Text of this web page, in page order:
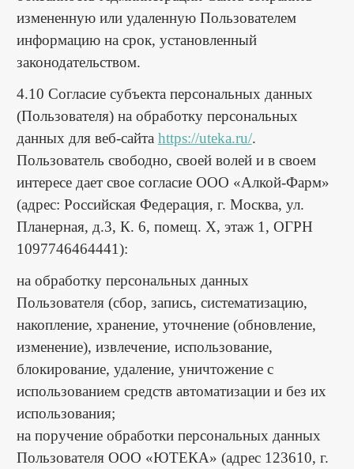
измененную или удаленную Пользователем
информацию на срок, установленный
законодательством.
4.10 Согласие субъекта персональных данных
(Пользователя) на обработку персональных
данных для веб-сайта https://uteka.ru/.
Пользователь свободно, своей волей и в своем
интересе дает свое согласие ООО «Алкой-Фарм»
(адрес: Российская Федерация, г. Москва, ул.
Планерная, д.3, К. 6, помещ. Х, этаж 1, ОГРН
1097746464441):
на обработку персональных данных
Пользователя (сбор, запись, систематизацию,
накопление, хранение, уточнение (обновление,
изменение), извлечение, использование,
блокирование, удаление, уничтожение с
использованием средств автоматизации и без их
использования;
на поручение обработки персональных данных
Пользователя ООО «ЮТЕКА» (адрес 123610, г.